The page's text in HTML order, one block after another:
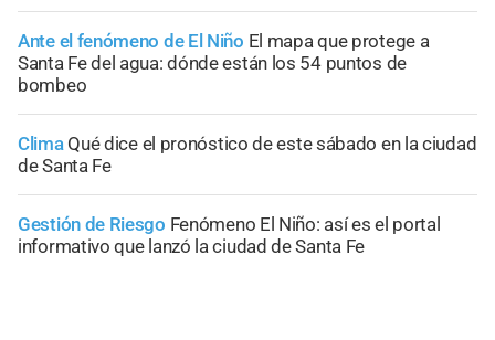
Ante el fenómeno de El Niño El mapa que protege a
Santa Fe del agua: dónde están los 54 puntos de
bombeo
Clima Qué dice el pronóstico de este sábado en la ciudad
de Santa Fe
Gestión de Riesgo Fenómeno El Niño: así es el portal
informativo que lanzó la ciudad de Santa Fe